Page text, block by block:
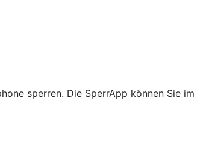
sperren. Die SperrApp können Sie im